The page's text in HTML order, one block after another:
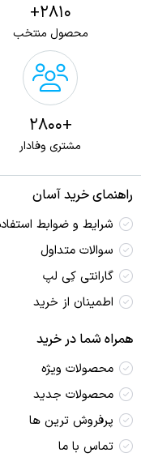
2810+
محصول منتخب
+2800
مشتری وفادار
راهنمای خرید آسان
شرایط و ضوابط
سوالات متداول
گارانتی کِی لپ
اطمینان از خرید
همراه شما در خرید
محصولات ویژه
محصولات جدید
پرفروش ترین‌ ها
تماس با ما